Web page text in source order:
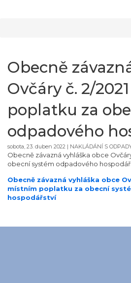
Obecně
Ovčáry č. 2/
poplatku za
odpadového
sobota, 23. duben 2022 | NAKLÁDÁNÍ S
Obecně závazná vyhláška obce
obecní systém odpadového
Obecně závazná vyhláška obce
místním poplatku za obecní
hospodářství